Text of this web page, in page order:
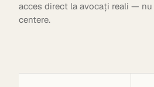
acces direct la avocați reali —
centere.